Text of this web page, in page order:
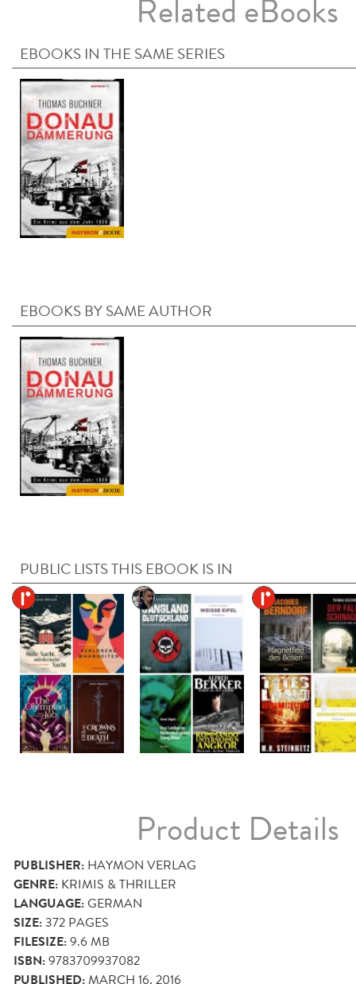
Related eBooks
EBOOKS IN THE SAME SERIES
EBOOKS BY SAME AUTHOR
PUBLIC LISTS THIS EBOOK IS IN
Product Details
PUBLISHER: HAYMON VERLAG
GENRE: KRIMIS & THRILLER
LANGUAGE:GERMAN
SIZE:372 PAGES
FILESIZE:9.6 MB
ISBN:9783709937082
PUBLISHED:MARCH 16, 2016